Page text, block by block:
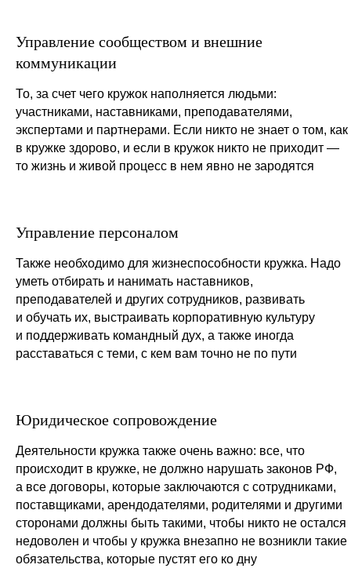
Управление сообществом и внешние
коммуникации
То, за счет чего кружок наполняется людьми:
участниками, наставниками, преподавателями,
экспертами и партнерами. Если никто не знает о том, как
в кружке здорово, и если в кружок никто не приходит —
то жизнь и живой процесс в нем явно не зародятся
Управление персоналом
Также необходимо для жизнеспособности кружка. Надо
уметь отбирать и нанимать наставников,
преподавателей и других сотрудников, развивать
и обучать их, выстраивать корпоративную культуру
и поддерживать командный дух, а также иногда
расставаться с теми, с кем вам точно не по пути
Юридическое сопровождение
Деятельности кружка также очень важно: все, что
происходит в кружке, не должно нарушать законов РФ,
а все договоры, которые заключаются с сотрудниками,
поставщиками, арендодателями, родителями и другими
сторонами должны быть такими, чтобы никто не остался
недоволен и чтобы у кружка внезапно не возникли такие
обязательства, которые пустят его ко дну